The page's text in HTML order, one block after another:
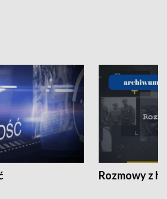
Rozmowy z